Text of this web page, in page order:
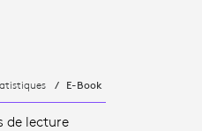
E-Book
de lecture